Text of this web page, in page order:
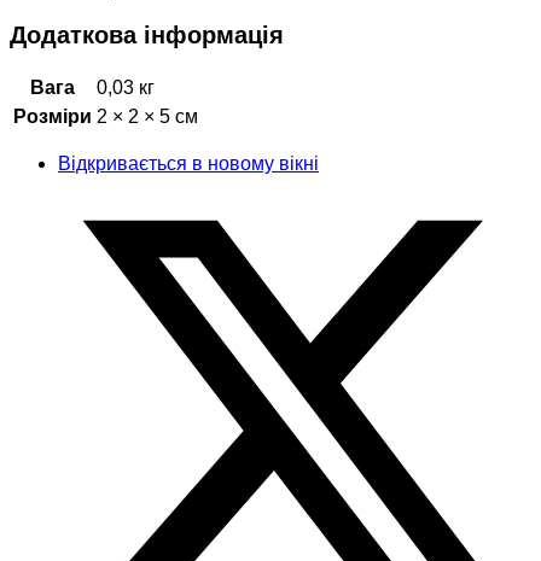
Додаткова інформація
Вага
0,03 кг
Розміри 2 × 2 × 5 см
Відкривається в новому вікні